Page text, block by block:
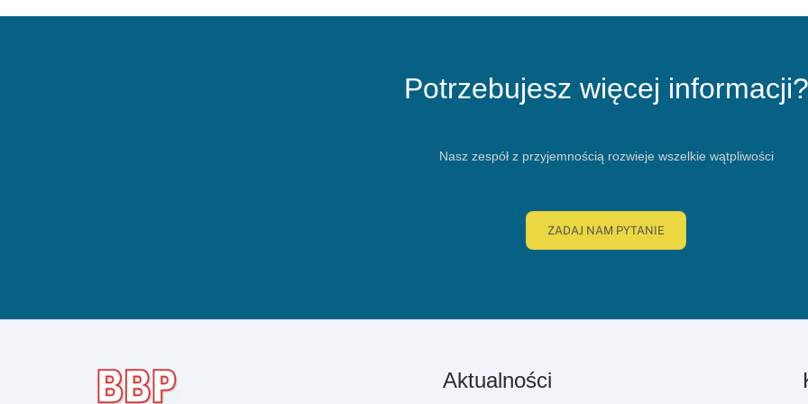
Potrzebujesz więcej informacji?
Nasz zespół z przyjemnością rozwieje wszelkie wątpliwości
ZADAJ NAM PYTANIE
Aktualności